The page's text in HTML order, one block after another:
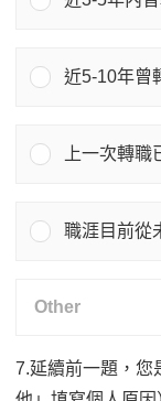
近5-10年曾
上一次轉
職涯目前從
7.延續前一題，您